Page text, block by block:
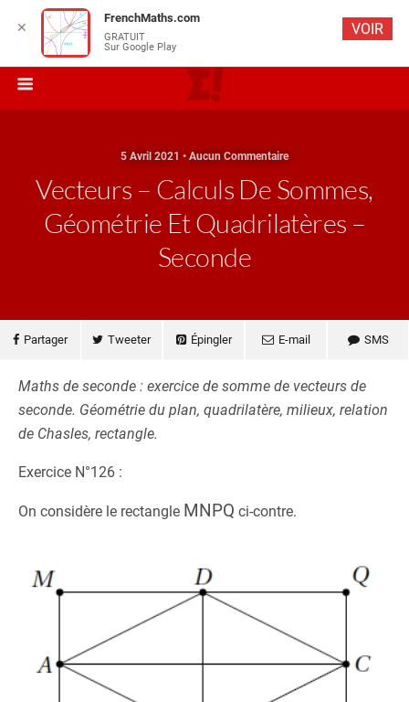
5 Avril 2021 • Aucun Commentaire
Vecteurs – Calculs De Sommes,
Géométrie Et Quadrilatères –
Seconde
Partager Tweeter Épingler E-mail SMS
Maths de seconde : exercice de somme de vecteurs de
seconde. Géométrie du plan, quadrilatère, milieux, relation
de Chasles, rectangle.
Exercice N°126 :
On considère le rectangle MNPQ ci-contre.
✕
FrenchMaths.com
GRATUIT
Sur Google Play
VOIR